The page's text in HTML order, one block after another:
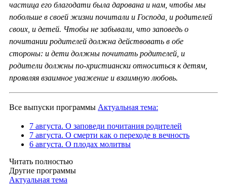
частица его благодати была дарована и нам, чтобы мы
побольше в своей жизни почитали и Господа, и родителей
своих, и детей. Чтобы не забывали, что заповедь о
почитании родителей должна действовать в обе
стороны: и дети должны почитать родителей, и
родители должны по-христиански относиться к детям,
проявляя взаимное уважение и взаимную любовь.
Все выпуски программы Актуальная тема:
7 августа. О заповеди почитания родителей
7 августа. О смерти как о переходе в вечность
6 августа. О плодах молитвы
Читать полностью
Другие программы
Актуальная тема